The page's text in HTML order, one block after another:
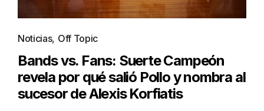
Noticias, Off Topic
Bands vs. Fans: Suerte Campeón
revela por qué salió Pollo y nombra al
sucesor de Alexis Korfiatis